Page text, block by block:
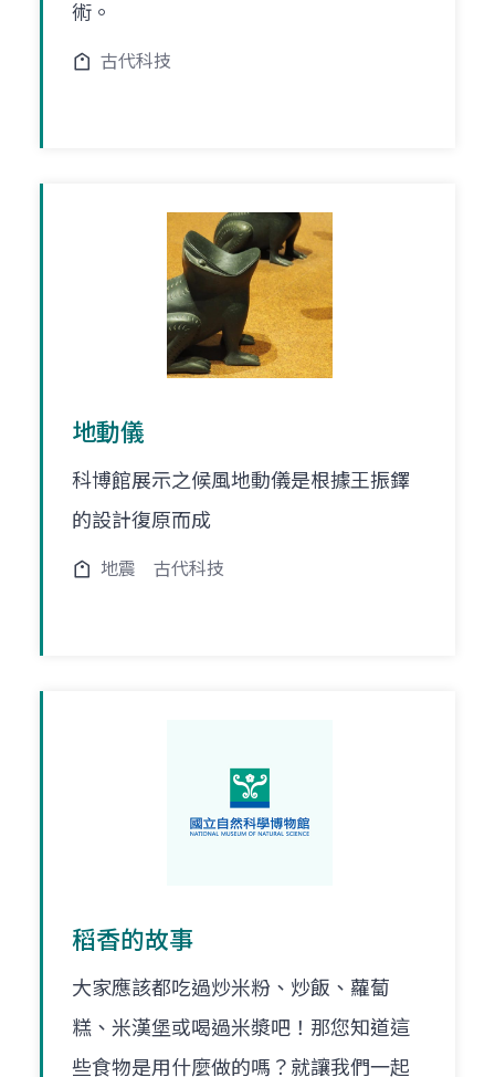
術。
古代科技
地動儀
科博館展示之候風地動儀是根據王振鐸
的設計復原而成
地震 古代科技
稻香的故事
大家應該都吃過炒米粉、炒飯、蘿蔔
糕、米漢堡或喝過米漿吧！那您知道這
些食物是用什麼做的嗎？就讓我們一起